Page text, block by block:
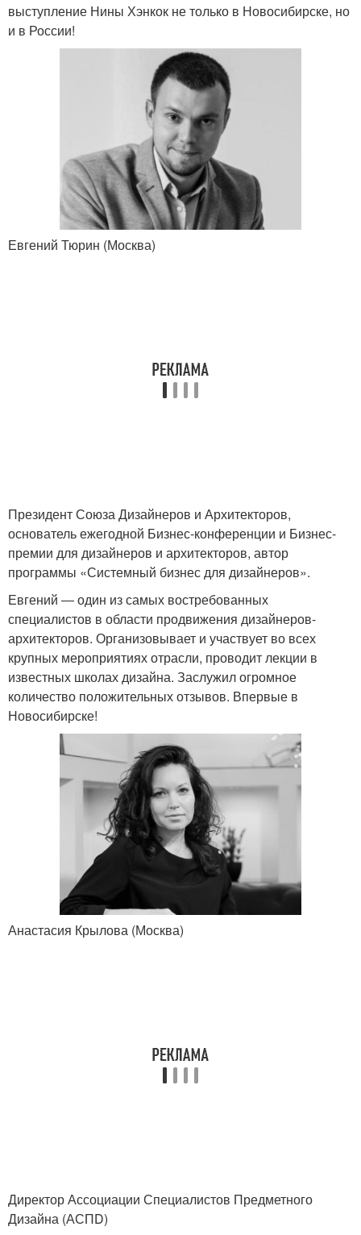
выступление Нины Хэнкок не только в Новосибирске, но
и в России!
Евгений Тюрин (Москва)
Президент Союза Дизайнеров и Архитекторов,
основатель ежегодной Бизнес-конференции и Бизнес-
премии для дизайнеров и архитекторов, автор
программы «Системный бизнес для дизайнеров».
Евгений ― один из самых востребованных
специалистов в области продвижения дизайнеров-
архитекторов. Организовывает и участвует во всех
крупных мероприятиях отрасли, проводит лекции в
известных школах дизайна. Заслужил огромное
количество положительных отзывов. Впервые в
Новосибирске!
Анастасия Крылова (Москва)
Директор Ассоциации Специалистов Предметного
Дизайна (АСПD)